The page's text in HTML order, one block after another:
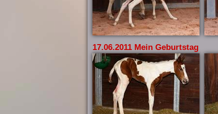
17.06.2011 Mein Geburtstag